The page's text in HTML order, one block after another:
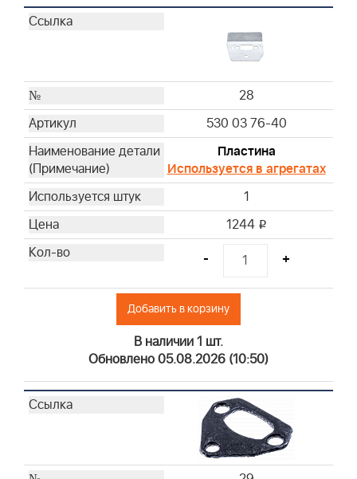
28
530 03 76-40
Пластина
Используется в агрегатах
1
1244 i
- +
Добавить в корзину
В наличии 1 шт.
Обновлено 05.08.2026 (10:50)